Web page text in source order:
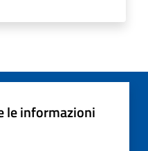
le informazioni